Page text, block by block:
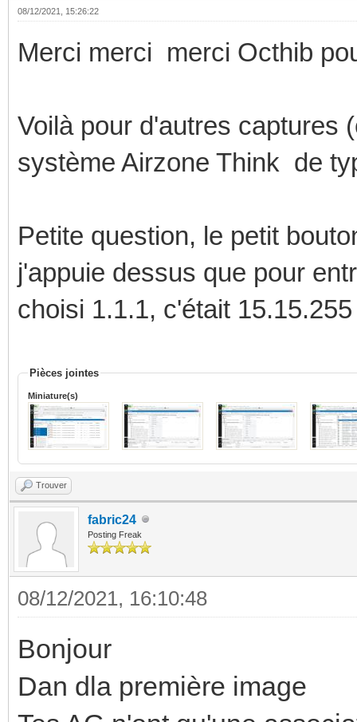
08/12/2021, 15:26:22
Merci merci merci Octhib
Voilà pour d'autres captures
système Airzone Think de
Petite question, le petit
j'appuie dessus que pour
choisi 1.1.1, c'était
Pièces jointes
Miniature(s)
Trouver
fabric24
Posting Freak
08/12/2021, 16:10:48
Bonjour
Dan dla première image